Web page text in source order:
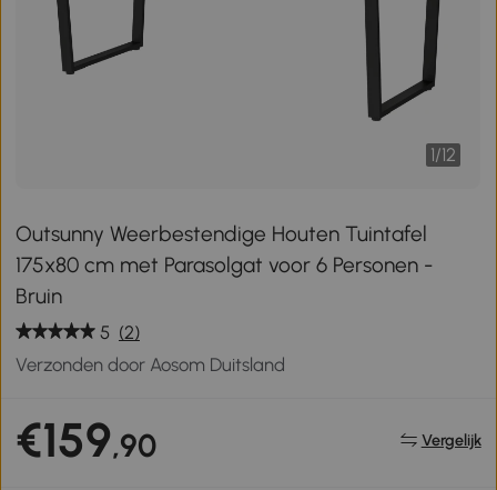
1/12
Outsunny Weerbestendige Houten Tuintafel
175x80 cm met Parasolgat voor 6 Personen -
Bruin
5 (2)
Verzonden door Aosom Duitsland
€159,90 Vergelijk